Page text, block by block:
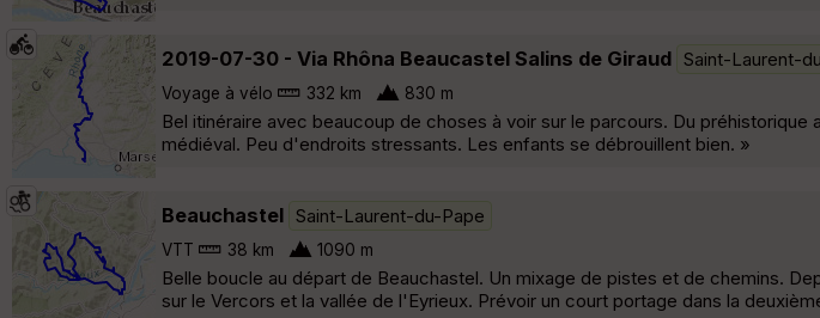
2019-07-30 - Via Rhôna Beaucastel Salins de Giraud Saint-Laurent-
Voyage à vélo 332 km 830 m
Bel itinéraire avec beaucoup de choses à voir sur le parcours. Du préhistorique
médiéval. Peu d'endroits stressants. Les enfants se débrouillent bien. »
Beauchastel Saint-Laurent-du-Pape
VTT 38 km 1090 m
Belle boucle au départ de Beauchastel. Un mixage de pistes et de chemins.
sur le Vercors et la vallée de l'Eyrieux. Prévoir un court portage dans la